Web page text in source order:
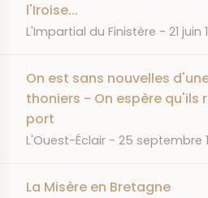
l'Iroise...
JOURNAL
L'Impartial du Finistère DATE
21 juin
On est sans nouvelles
thoniers - On espère qu'ils
port
JOURNAL
L'Ouest-Éclair DATE
25 septembre
La Misère en Bretagne